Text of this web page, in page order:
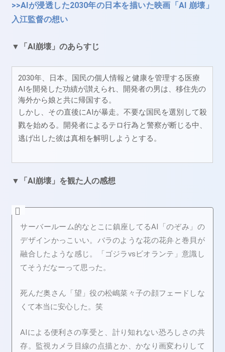
>>AIが浸透した2030年の日本を描いた映画「AI 崩壊」
入江監督の想い
▼「AI崩壊」のあらすじ
2030年、日本。国民の個人情報と健康を管理する医療
AIを開発した功績が讃えられ、開発者の男は、移住先の
海外から娘と共に帰国する。
しかし、その直後にAIが暴走。不要な国民を選別して殺
戮を始める。開発者によるテロ行為と警察が断じる中、
逃げ出した彼は真相を解明しようとする。
▼「AI崩壊」を観た人の感想
サーバールーム的なとこに鎮座してるAI「のぞみ」の
デザインかっこいい。バラのような花の花弁と巻貝が
融合したような感じ。「ゴジラvsビオランテ」意識し
てそうだなーって思った。
死んだ奥さん「望」役の松嶋菜々子の顔フェードしな
くて本当に安心した。笑
AIによる便利さの享受と、計り知れない恐ろしさの共
存。監視カメラ目線の点描とか、かなり画変わりして